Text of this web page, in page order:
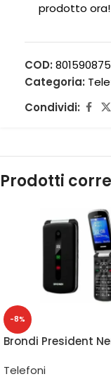
prodotto ora!
COD:
Categoria:
Condividi:
Prodotti
-8%
Brondi President
Telefoni